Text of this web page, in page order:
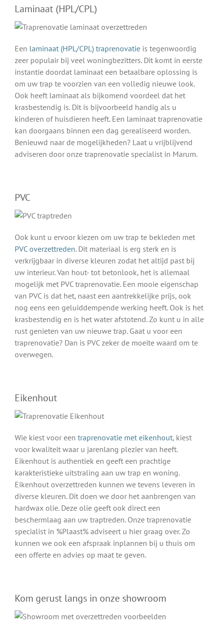
Laminaat (HPL/CPL)
Een laminaat (HPL/CPL) traprenovatie is tegenwoordig
zeer populair bij veel woningbezitters. Dit komt in eerste
instantie doordat laminaat een betaalbare oplossing is
om uw trap te voorzien van een volledig nieuwe look.
Ook heeft laminaat als bijkomend voordeel dat het
krasbestendig is. Dit is bijvoorbeeld handig als u
kinderen of huisdieren heeft. Een laminaat traprenovatie
kan doorgaans binnen een dag gerealiseerd worden.
Benieuwd naar de mogelijkheden? Laat u vrijblijvend
adviseren door onze traprenovatie specialist in Marum.
PVC
Ook kunt u ervoor kiezen om uw trap te bekleden met
PVC overzettreden. Dit materiaal is erg sterk en is
verkrijgbaar in diverse kleuren zodat het altijd past bij
uw interieur. Van hout- tot betonlook, het is allemaal
mogelijk met PVC traprenovatie. Een mooie eigenschap
van PVC is dat het, naast een aantrekkelijke prijs, ook
nog eens een geluiddempende werking heeft. Ook is het
krasbestendig en is het water afstotend. Zo kunt u in alle
rust genieten van uw nieuwe trap. Gaat u voor een
traprenovatie? Dan is PVC zeker de moeite waard om te
overwegen.
Eikenhout
Wie kiest voor een traprenovatie met eikenhout, kiest
voor kwaliteit waar u jarenlang plezier van heeft.
Eikenhout is authentiek en geeft een prachtige
karakteristieke uitstraling aan uw trap en woning.
Eikenhout overzettreden kunnen we tevens leveren in
diverse kleuren. Dit doen we door het aanbrengen van
hardwax olie. Deze olie geeft ook direct een
beschermlaag aan uw traptreden. Onze traprenovatie
specialist in %Plaast% adviseert u hier graag over. Zo
kunnen we ook een afspraak inplannen bij u thuis om
een offerte en advies op maat te geven.
Kom gerust langs in onze showroom